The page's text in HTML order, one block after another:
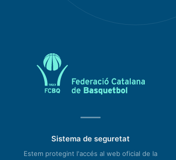
Sistema de seguretat
Estem protegint l'accés al web oficial de la